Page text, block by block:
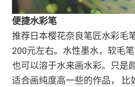
便捷水彩笔
推荐日本樱花奈良笔匠水彩毛
200元左右。水性墨水，软毛
也可以溶于水来画水彩。只是
适合画纯度高一些的作品， 比